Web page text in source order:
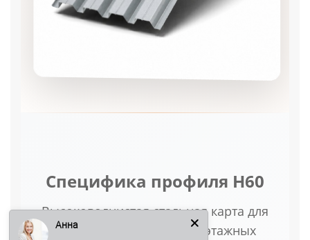
Специфика профиля Н60
Высоковолнистая стальная карта для
обустройства крыш, межэтажных
Анна